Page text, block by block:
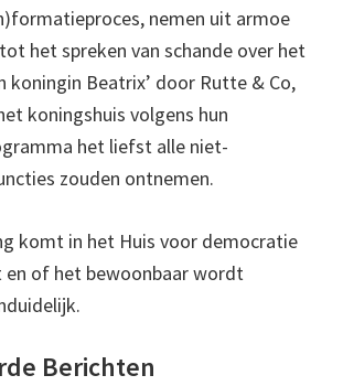
nemen uit armoe
het spreken van schande over het
koningin Beatrix’ door Rutte & Co,
koningshuis volgens hun
het liefst alle niet-
zouden ontnemen.
komt in het Huis voor democratie
en of het bewoonbaar wordt
Berichten